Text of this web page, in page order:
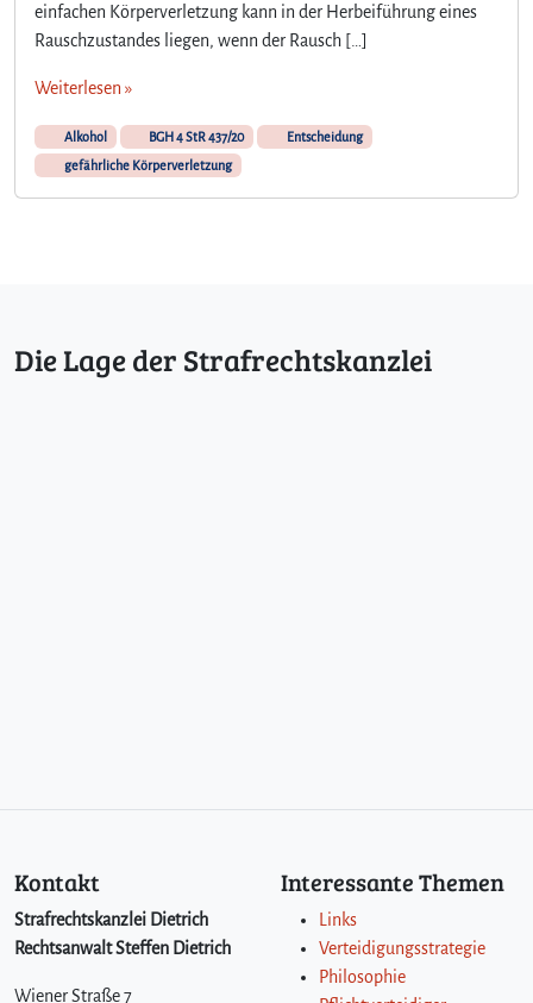
einfachen Körperverletzung kann in der Herbeiführung eines
Rauschzustandes liegen, wenn der Rausch […]
Weiterlesen »
Alkohol BGH 4 StR 437/20
Entscheidung
gefährliche Körperverletzung
Die Lage der Strafrechtskanzlei
Kontakt
Strafrechtskanzlei Dietrich
Rechtsanwalt Steffen Dietrich
Wiener Straße 7
Interessante Themen
Links
Verteidigungsstrategie
Philosophie